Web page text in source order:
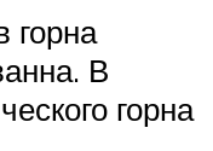
горна
В
горна